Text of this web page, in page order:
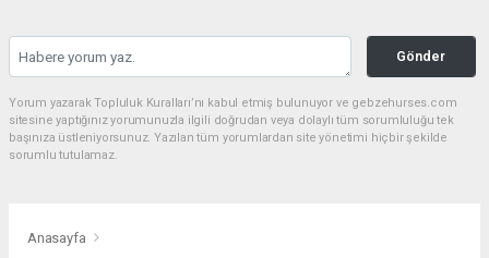
Gönder
Yorum yazarak Topluluk Kuralları’nı kabul etmiş bulunuyor ve gebzehurses.com
sitesine yaptığınız yorumunuzla ilgili doğrudan veya dolaylı tüm sorumluluğu tek
başınıza üstleniyorsunuz. Yazılan tüm yorumlardan site yönetimi hiçbir şekilde
sorumlu tutulamaz.
Anasayfa